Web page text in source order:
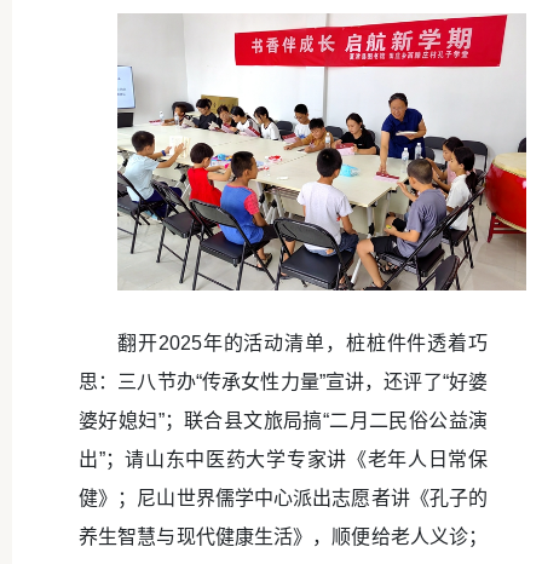
翻开2025年的活动清单，桩桩件件透着巧
思：三八节办“传承女性力量”宣讲，还评了“好婆
婆好媳妇”；联合县文旅局搞“二月二民俗公益演
出”；请山东中医药大学专家讲《老年人日常保
健》；尼山世界儒学中心派出志愿者讲《孔子的
养生智慧与现代健康生活》，顺便给老人义诊；